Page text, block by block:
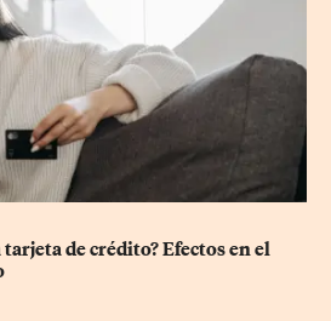
de crédito? Efectos en el